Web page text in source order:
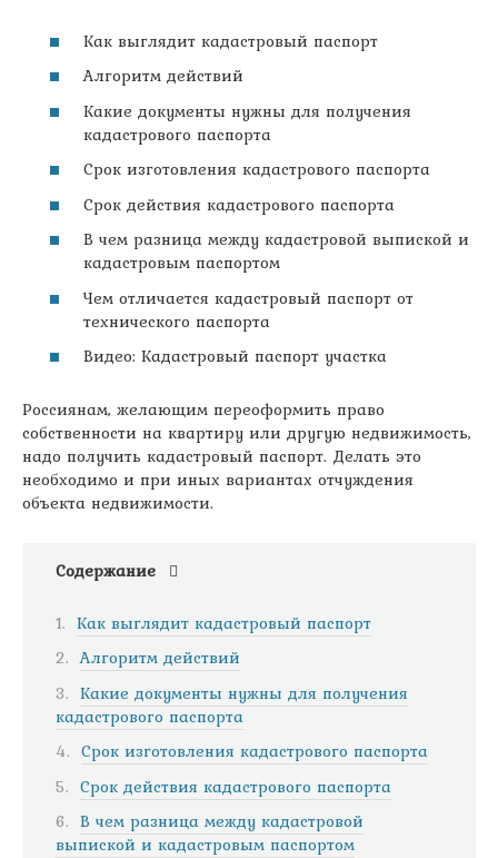
Как выглядит кадастровый паспорт
Алгоритм действий
Какие документы нужны для получения
кадастрового паспорта
Срок изготовления кадастрового паспорта
Срок действия кадастрового паспорта
В чем разница между кадастровой выпиской и
кадастровым паспортом
Чем отличается кадастровый паспорт от
технического паспорта
Видео: Кадастровый паспорт участка
Россиянам, желающим переоформить право
собственности на квартиру или другую недвижимость,
надо получить кадастровый паспорт. Делать это
необходимо и при иных вариантах отчуждения
объекта недвижимости.
Содержание
Как выглядит кадастровый паспорт
Алгоритм действий
Какие документы нужны для получения
кадастрового паспорта
Срок изготовления кадастрового паспорта
Срок действия кадастрового паспорта
В чем разница между кадастровой
выпиской и кадастровым паспортом